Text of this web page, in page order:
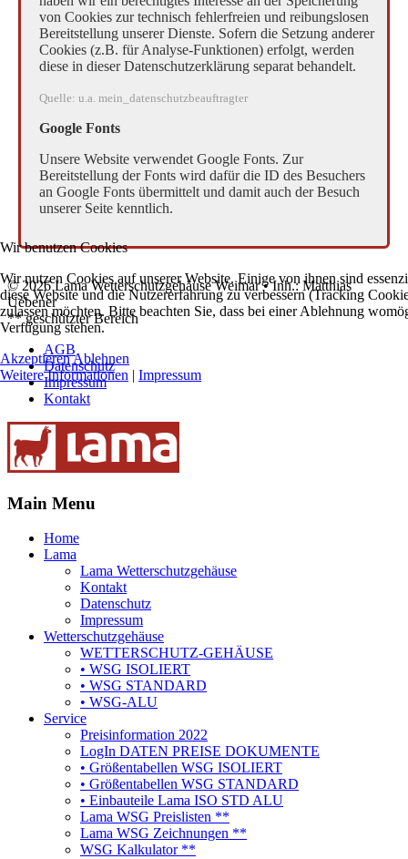
von Cookies zur technisch fehlerfreien und reibungslosen
Bereitstellung unserer Dienste. Sofern die Setzung anderer
Cookies (z.B. für Analyse-Funktionen) erfolgt, werden
diese in dieser Datenschutzerklärung separat behandelt.
Quelle: u.a. mein_datenschutzbeauftragter
Google Fonts
Unsere Website verwendet Google Fonts. Zur
Bereitstellung der Fonts wird dafür die ID des Besuchers
an Google Fonts übermittelt und damit auch der Besuch
unserer Seite kenntlich.
© 2026 Lama Wetterschutzgehäuse Weimar • Inh.: Matthias
Uebener
** geschützter Bereich
AGB
Datenschutz
Impressum
Kontakt
Main Menu
Home
Lama
Lama Wetterschutzgehäuse
Kontakt
Datenschutz
Impressum
Wetterschutzgehäuse
WETTERSCHUTZ-GEHÄUSE
• WSG ISOLIERT
• WSG STANDARD
• WSG-ALU
Service
Preisinformation 2022
LogIn DATEN PREISE DOKUMENTE
• Größentabellen WSG ISOLIERT
• Größentabellen WSG STANDARD
• Einbauteile Lama ISO STD ALU
Lama WSG Preislisten **
Lama WSG Zeichnungen **
WSG Kalkulator **
Wir benutzen Cookies
Wir nutzen Cookies auf unserer Website. Einige von ihnen sind
diese Website und die Nutzererfahrung zu verbessern (Tracking
zulassen möchten. Bitte beachten Sie, dass bei einer Ablehnung
Verfügung stehen.
AkzeptierenAblehnen
Weitere Informationen | Impressum